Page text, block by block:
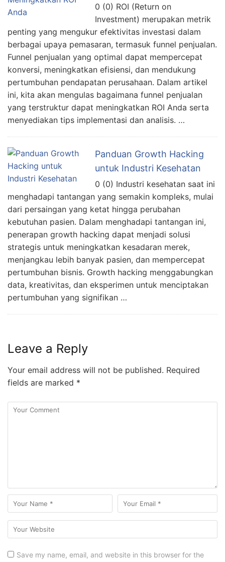
0 (0) ROI (Return on
Investment) merupakan metrik
penting yang mengukur efektivitas investasi dalam
berbagai upaya pemasaran, termasuk funnel penjualan.
Funnel penjualan yang optimal dapat mempercepat
konversi, meningkatkan efisiensi, dan mendukung
pertumbuhan pendapatan perusahaan. Dalam artikel
ini, kita akan mengulas bagaimana funnel penjualan
yang terstruktur dapat meningkatkan ROI Anda serta
menyediakan tips implementasi dan analisis. …
Panduan Growth Hacking
untuk Industri Kesehatan
0 (0) Industri kesehatan saat ini
menghadapi tantangan yang semakin kompleks, mulai
dari persaingan yang ketat hingga perubahan
kebutuhan pasien. Dalam menghadapi tantangan ini,
penerapan growth hacking dapat menjadi solusi
strategis untuk meningkatkan kesadaran merek,
menjangkau lebih banyak pasien, dan mempercepat
pertumbuhan bisnis. Growth hacking menggabungkan
data, kreativitas, dan eksperimen untuk menciptakan
pertumbuhan yang signifikan …
Leave a Reply
Your email address will not be published. Required
fields are marked *
Save my name, email, and website in this browser for the